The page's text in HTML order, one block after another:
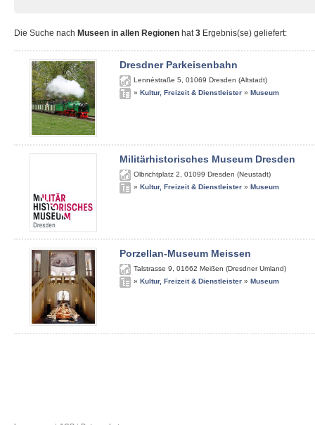
Die Suche nach Museen in allen Regionen hat3 Ergebnis(se) geliefert:
Dresdner Parkeisenbahn
Lennéstraße 5 01069 Dresden (Altstadt)
» Kultur, Freizeit & Dienstleister » Museum
Militärhistorisches Museum Dresden
Olbrichtplatz 2 01099 Dresden (Neustadt)
» Kultur, Freizeit & Dienstleister » Museum
Porzellan-Museum Meissen
Talstrasse 9 01662 Meißen (Dresdner Umland)
» Kultur, Freizeit & Dienstleister » Museum